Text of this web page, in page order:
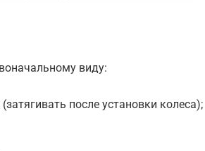
виду:
после установки колеса);